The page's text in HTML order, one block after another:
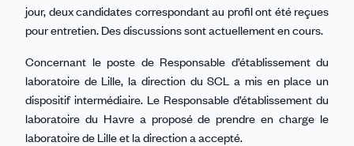
jour, deux candidates correspondant au profil ont été reçues
pour entretien. Des discussions sont actuellement en cours.
Concernant le poste de Responsable d’établissement du
laboratoire de Lille, la direction du SCL a mis en place un
dispositif intermédiaire. Le Responsable d’établissement du
laboratoire du Havre a proposé de prendre en charge le
laboratoire de Lille et la direction a accepté.